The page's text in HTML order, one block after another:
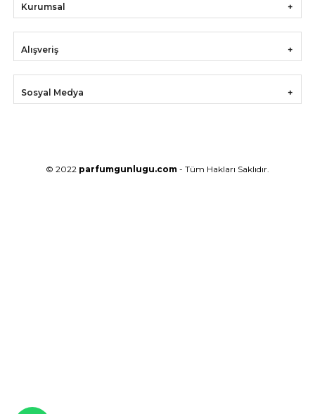
Kurumsal
Alışveriş
Sosyal Medya
© 2022 parfumgunlugu.com - Tüm Hakları Saklıdır.